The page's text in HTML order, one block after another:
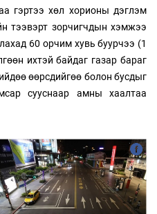
гэртээ хөл хорионы дэглэм
тээвэрт зорчигчдын хэмжээ
60 орчим хувь буурчээ (1
ихтэй байдаг газар бараг
өөрсдийгөө болон бусдыг
сууснаар амны хаалтаа